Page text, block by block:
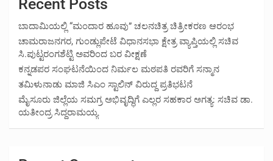
Recent Posts
ಬಾದಾಮಿಯಲ್ಲಿ “ಮಂದಾರ ಹೂವು” ಚಲನಚಿತ್ರ ಚಿತ್ರೀಕರಣ ಆರಂಭ
ಚಾಮರಾಜನಗರ, ಗುಂಡ್ಲುಪೇಟೆ ವಿಧಾನಸಭಾ ಕ್ಷೇತ್ರ ವ್ಯಾಪ್ತಿಯಲ್ಲಿ ಸಚಿವ
ಸಿ.ಪುಟ್ಟರಂಗಶೆಟ್ಟಿ ಅವರಿಂದ ಬರ ವೀಕ್ಷಣೆ
ಕನ್ನಡಪರ ಸಂಘಟನೆಯಿಂದ ನಿರ್ಮಲ ಮಠಪತಿ ರವರಿಗೆ ಸನ್ಮಾನ
ತಮಿಳುನಾಡು ಮಾಜಿ ಸಿಎಂ ಸ್ಟಾಲಿನ್ ವಿರುದ್ದ ಪ್ರತಿಭಟನೆ
ಮೈಸೂರು ಜಿಲ್ಲೆಯ ಸಮಗ್ರ ಅಭಿವೃದ್ಧಿಗೆ ಎಲ್ಲರ ಸಹಕಾರ ಅಗತ್ಯ: ಸಚಿವ ಡಾ.
ಯತೀಂದ್ರ ಸಿದ್ದರಾಮಯ್ಯ